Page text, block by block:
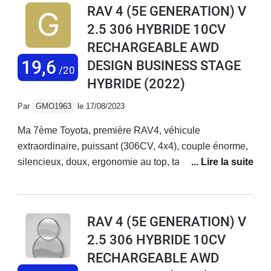
de boutons sur le volant
19,6 /20
RAV 4 (5E GENERATION) V
2.5 306 HYBRIDE 10CV
RECHARGEABLE AWD
DESIGN BUSINESS STAGE
HYBRIDE (2022)
Par GMO1963 le 17/08/2023
Ma 7ème Toyota, première RAV4, véhicule
extraordinaire, puissant (306CV, 4x4), couple énorme,
silencieux, doux, ergonomie au top, tableau de bord
de Toyota, aucun ressenti d'à-coup lorsque le moteur
étudiée et efficace, autonomie électrique parfaite,
consommation basse pour un véhicule de deux tonnes,
etc... Esthétique générale au top. Il est vrai que
RAV 4 (5E GENERATION) V
2.5 306 HYBRIDE 10CV
RECHARGEABLE AWD